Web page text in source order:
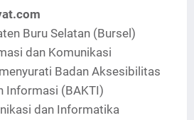
Buru Selatan (Bursel)
dan Komunikasi
Badan Aksesibilitas
Informasi (BAKTI)
dan Informatika